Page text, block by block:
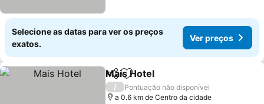
Selecione as datas para ver os preços
exatos.
Ver preços
PartilharAdicionar aos favoritos
Mais Hotel
/
Pontuação não disponível
a 0.6 km de Centro da cidade